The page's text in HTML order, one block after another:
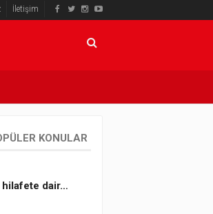
İletişim
KONULAR
hilafete dair…